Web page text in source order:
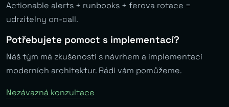
Actionable alerts + runbooks + ferova rotace =
udrzitelny on-call.
Potřebujete pomoct s implementací?
Náš tým má zkušenosti s návrhem a implementací
moderních architektur. Rádi vám pomůžeme.
Nezávazná konzultace